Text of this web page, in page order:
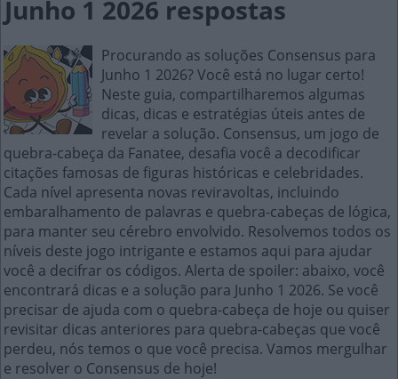
Junho 1 2026 respostas
Procurando as soluções Consensus para
Junho 1 2026? Você está no lugar certo!
Neste guia, compartilharemos algumas
dicas, dicas e estratégias úteis antes de
revelar a solução. Consensus, um jogo de
quebra-cabeça da Fanatee, desafia você a decodificar
citações famosas de figuras históricas e celebridades.
Cada nível apresenta novas reviravoltas, incluindo
embaralhamento de palavras e quebra-cabeças de lógica,
para manter seu cérebro envolvido. Resolvemos todos os
níveis deste jogo intrigante e estamos aqui para ajudar
você a decifrar os códigos. Alerta de spoiler: abaixo, você
encontrará dicas e a solução para Junho 1 2026. Se você
precisar de ajuda com o quebra-cabeça de hoje ou quiser
revisitar dicas anteriores para quebra-cabeças que você
perdeu, nós temos o que você precisa. Vamos mergulhar
e resolver o Consensus de hoje!